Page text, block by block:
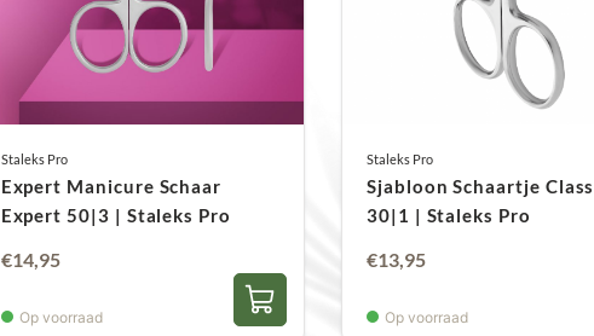
Staleks Pro
Expert Manicure Schaar
Expert 50|3 | Staleks Pro
€14,95
Op voorraad
Staleks Pro
Sjabloon Schaartje
30|1 | Staleks Pro
€13,95
Op voorraad